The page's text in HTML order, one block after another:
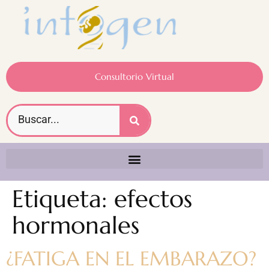
Consultorio Virtual
Etiqueta: efectos
hormonales
¿FATIGA EN EL EMBARAZO?